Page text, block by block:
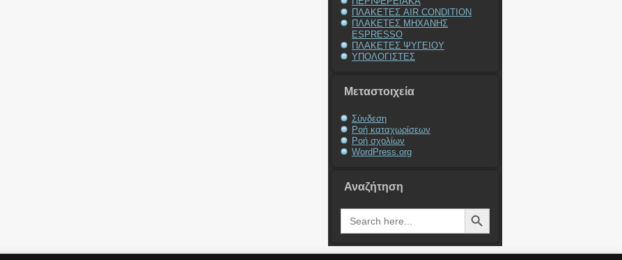
ΠΛΑΚΕΤΕΣ AIR CONDITION
ΠΛΑΚΕΤΕΣ ΜΗΧΑΝΗΣ
ESPRESSO
ΠΛΑΚΕΤΕΣ ΨΥΓΕΙΟΥ
ΥΠΟΛΟΓΙΣΤΕΣ
Μεταστοιχεία
Σύνδεση
Ροή καταχωρίσεων
Ροή σχολίων
WordPress.org
Αναζήτηση
Search
for:
Search Button